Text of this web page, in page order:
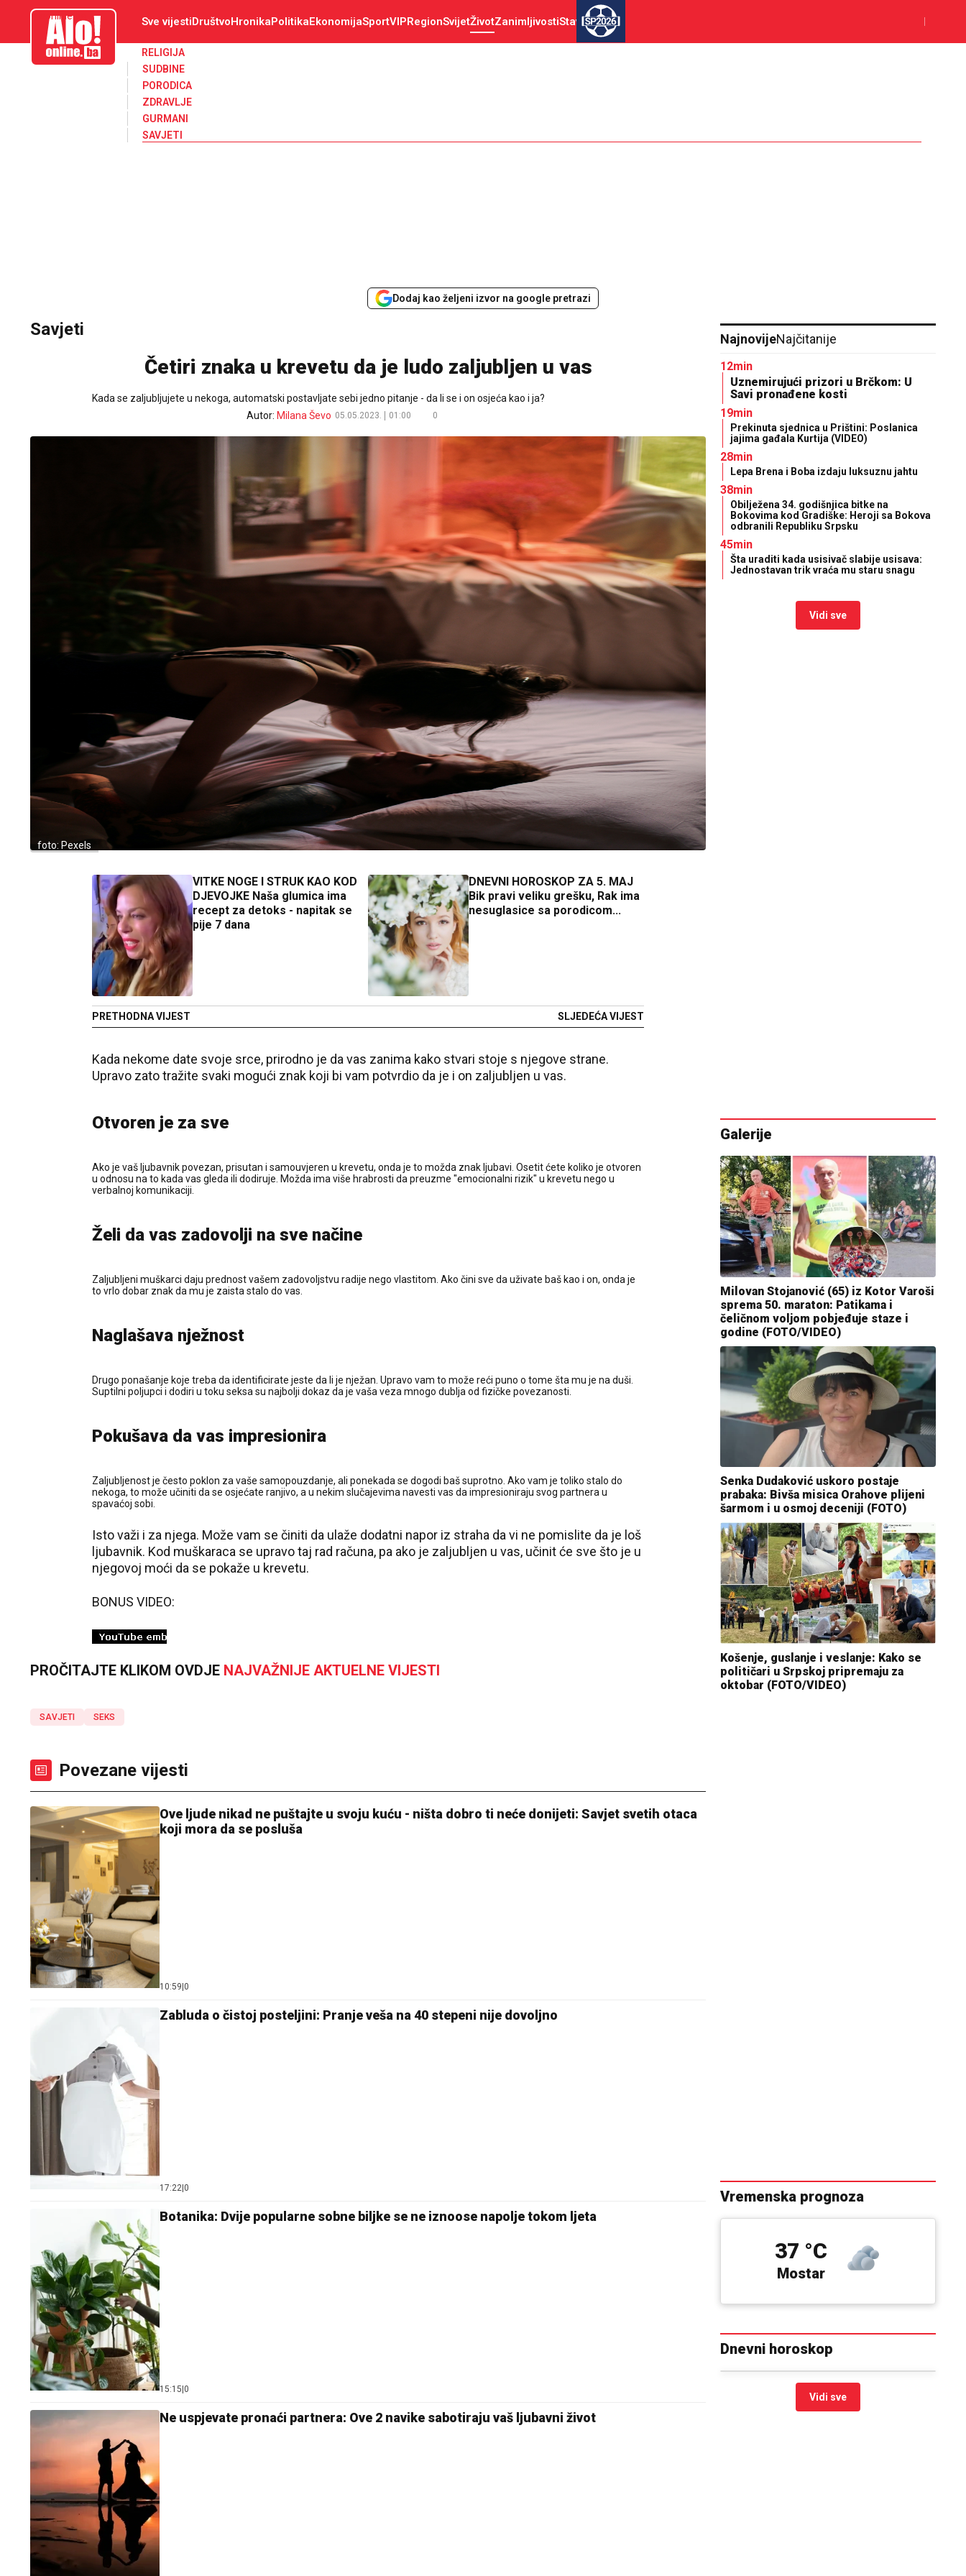
aloonline.ba Sve vijestiDruštvoHronikaPolitikaEkonomijaSportVIPRegionSvijetŽivotZanimljivostiStav SP2026
RELIGIJA
SUDBINE
PORODICA
ZDRAVLJE
GURMANI
SAVJETI
Dodaj kao željeni izvor na google pretrazi
Savjeti
Četiri znaka u krevetu da je ludo zaljubljen u vas
Kada se zaljubljujete u nekoga, automatski postavljate sebi jedno pitanje - da li se i on osjeća kao i ja?
Autor: Milana Ševo 05.05.2023. 01:00 0
foto: Pexels
VITKE NOGE I STRUK KAO KOD
DJEVOJKE Naša glumica ima
recept za detoks - napitak se
pije 7 dana
PRETHODNA VIJEST
DNEVNI HOROSKOP ZA 5. MAJ
Bik pravi veliku grešku, Rak ima
nesuglasice sa porodicom...
SLJEDEĆA VIJEST
Kada nekome date svoje srce, prirodno je da vas zanima kako stvari stoje s njegove strane.
Upravo zato tražite svaki mogući znak koji bi vam potvrdio da je i on zaljubljen u vas.
Otvoren je za sve
Ako je vaš ljubavnik povezan, prisutan i samouvjeren u krevetu, onda je to možda znak ljubavi. Osetit ćete koliko je otvoren
u odnosu na to kada vas gleda ili dodiruje. Možda ima više hrabrosti da preuzme "emocionalni rizik" u krevetu nego u
verbalnoj komunikaciji.
Želi da vas zadovolji na sve načine
Zaljubljeni muškarci daju prednost vašem zadovoljstvu radije nego vlastitom. Ako čini sve da uživate baš kao i on, onda je
to vrlo dobar znak da mu je zaista stalo do vas.
Naglašava nježnost
Drugo ponašanje koje treba da identificirate jeste da li je nježan. Upravo vam to može reći puno o tome šta mu je na duši.
Suptilni poljupci i dodiri u toku seksa su najbolji dokaz da je vaša veza mnogo dublja od fizičke povezanosti.
Pokušava da vas impresionira
Zaljubljenost je često poklon za vaše samopouzdanje, ali ponekada se dogodi baš suprotno. Ako vam je toliko stalo do
nekoga, to može učiniti da se osjećate ranjivo, a u nekim slučajevima navesti vas da impresioniraju svog partnera u
spavaćoj sobi.
Isto važi i za njega. Može vam se činiti da ulaže dodatni napor iz straha da vi ne pomislite da je loš
ljubavnik. Kod muškaraca se upravo taj rad računa, pa ako je zaljubljen u vas, učinit će sve što je u
njegovoj moći da se pokaže u krevetu.
BONUS VIDEO:
PROČITAJTE KLIKOM OVDJE NAJVAŽNIJE AKTUELNE VIJESTI
SAVJETI SEKS
Povezane vijesti
Ove ljude nikad ne puštajte u svoju kuću - ništa dobro ti neće donijeti: Savjet svetih otaca
koji mora da se posluša
10:59 0
Zabluda o čistoj posteljini: Pranje veša na 40 stepeni nije dovoljno
17:22 0
Botanika: Dvije popularne sobne biljke se ne iznoose napolje tokom ljeta
15:15 0
Ne uspjevate pronaći partnera: Ove 2 navike sabotiraju vaš ljubavni život
NajnovijeNajčitanije
12min
Uznemirujući prizori u Brčkom: U
Savi pronađene kosti
19min
Prekinuta sjednica u Prištini: Poslanica
jajima gađala Kurtija (VIDEO)
28min
Lepa Brena i Boba izdaju luksuznu jahtu
38min
Obilježena 34. godišnjica bitke na
Bokovima kod Gradiške: Heroji sa Bokova
odbranili Republiku Srpsku
45min
Šta uraditi kada usisivač slabije usisava:
Jednostavan trik vraća mu staru snagu
Vidi sve
Galerije
Milovan Stojanović (65) iz Kotor Varoši
sprema 50. maraton: Patikama i
čeličnom voljom pobjeđuje staze i
godine (FOTO/VIDEO)
Senka Dudaković uskoro postaje
prabaka: Bivša misica Orahove plijeni
šarmom i u osmoj deceniji (FOTO)
Košenje, guslanje i veslanje: Kako se
političari u Srpskoj pripremaju za
oktobar (FOTO/VIDEO)
Vremenska prognoza
Mostar
37 °C
Dnevni horoskop
Vidi sve